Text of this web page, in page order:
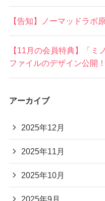
【告知】ノーマッドラボ
【11月の会員特典】「ミ
ファイルのデザイン公開！
アーカイブ
2025年12月
2025年11月
2025年10月
2025年9月